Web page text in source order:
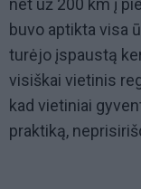
net už 200 km į
buvo aptikta visa
turėjo įspaustą
visiškai vietinis
kad vietiniai
praktiką,